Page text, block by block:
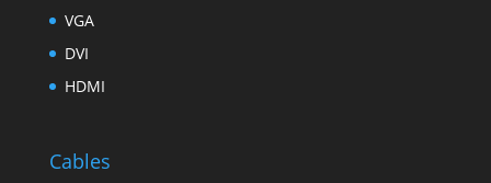
VGA
DVI
HDMI
Cables